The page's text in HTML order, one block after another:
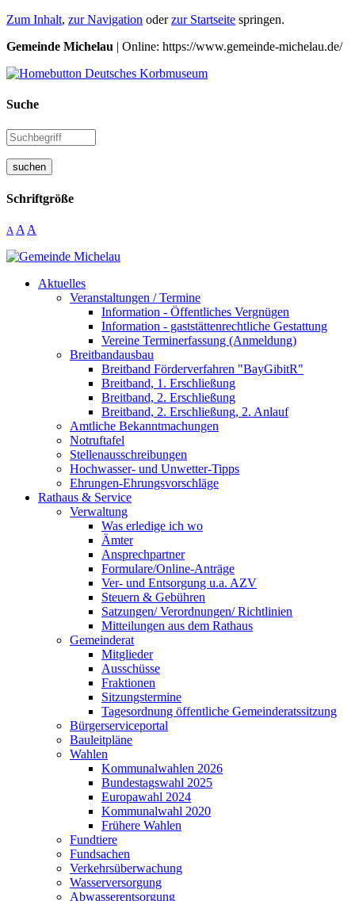
Zum Inhalt, zur Navigation oderzur Startseite springen.
Gemeinde Michelau | Online: https://www.gemeinde-michelau.de/
Suche
suchen
Schriftgröße
A A A
Aktuelles
Veranstaltungen / Termine
Information - Öffentliches Vergnügen
Information - gaststättenrechtliche Gestattung
Vereine Terminerfassung (Anmeldung)
Breitbandausbau
Breitband Förderverfahren "BayGibitR"
Breitband, 1. Erschließung
Breitband, 2. Erschließung
Breitband, 2. Erschließung, 2. Anlauf
Amtliche Bekanntmachungen
Notruftafel
Stellenausschreibungen
Hochwasser- und Unwetter-Tipps
Ehrungen-Ehrungsvorschläge
Rathaus & Service
Verwaltung
Was erledige ich wo
Ämter
Ansprechpartner
Formulare/Online-Anträge
Ver- und Entsorgung u.a. AZV
Steuern & Gebühren
Satzungen/ Verordnungen/ Richtlinien
Mitteilungen aus dem Rathaus
Gemeinderat
Mitglieder
Ausschüsse
Fraktionen
Sitzungstermine
Tagesordnung öffentliche Gemeinderatssitzung
Bürgerserviceportal
Bauleitpläne
Wahlen
Kommunalwahlen 2026
Bundestagswahl 2025
Europawahl 2024
Kommunalwahl 2020
Frühere Wahlen
Fundtiere
Fundsachen
Verkehrsüberwachung
Wasserversorgung
Abwasserentsorgung